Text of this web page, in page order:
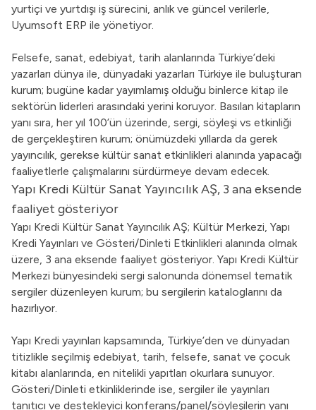
yurtiçi ve yurtdışı iş sürecini, anlık ve güncel verilerle,
Uyumsoft ERP ile yönetiyor.
Felsefe, sanat, edebiyat, tarih alanlarında Türkiye’deki
yazarları dünya ile, dünyadaki yazarları Türkiye ile buluşturan
kurum; bugüne kadar yayımlamış olduğu binlerce kitap ile
sektörün liderleri arasındaki yerini koruyor. Basılan kitapların
yanı sıra, her yıl 100’ün üzerinde, sergi, söyleşi vs etkinliği
de gerçekleştiren kurum; önümüzdeki yıllarda da gerek
yayıncılık, gerekse kültür sanat etkinlikleri alanında yapacağı
faaliyetlerle çalışmalarını sürdürmeye devam edecek.
Yapı Kredi Kültür Sanat Yayıncılık AŞ, 3 ana eksende
faaliyet gösteriyor
Yapı Kredi Kültür Sanat Yayıncılık AŞ; Kültür Merkezi, Yapı
Kredi Yayınları ve Gösteri/Dinleti Etkinlikleri alanında olmak
üzere, 3 ana eksende faaliyet gösteriyor. Yapı Kredi Kültür
Merkezi bünyesindeki sergi salonunda dönemsel tematik
sergiler düzenleyen kurum; bu sergilerin kataloglarını da
hazırlıyor.
Yapı Kredi yayınları kapsamında, Türkiye’den ve dünyadan
titizlikle seçilmiş edebiyat, tarih, felsefe, sanat ve çocuk
kitabı alanlarında, en nitelikli yapıtları okurlara sunuyor.
Gösteri/Dinleti etkinliklerinde ise, sergiler ile yayınları
tanıtıcı ve destekleyici konferans/panel/söyleşilerin yanı